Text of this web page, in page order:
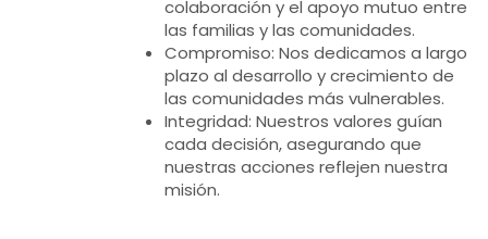
colaboración y el apoyo mutuo entre
las familias y las comunidades.
Compromiso: Nos dedicamos a largo
plazo al desarrollo y crecimiento de
las comunidades más vulnerables.
Integridad: Nuestros valores guían
cada decisión, asegurando que
nuestras acciones reflejen nuestra
misión.